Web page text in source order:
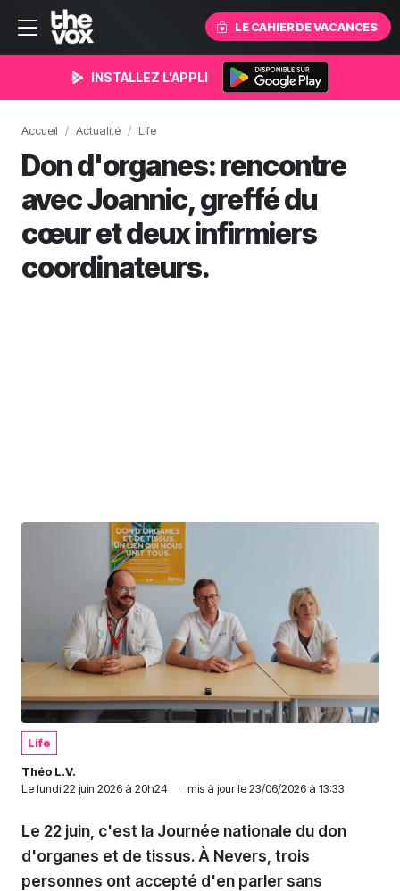
LE CAHIER DE VACANCES
INSTALLEZ L'APPLI
Accueil Actualité Life
Don d'organes: rencontre
avec Joannic, greffé du
cœur et deux infirmiers
coordinateurs.
Life
Théo L.V.
Le lundi 22 juin 2026 à 20h24 · mis à jour le 23/06/2026 à 13:33
Le 22 juin, c'est la Journée nationale du don
d'organes et de tissus. À Nevers, trois
personnes ont accepté d'en parler sans